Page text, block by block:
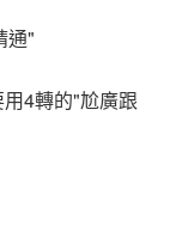
通"
4轉的"尬廣跟